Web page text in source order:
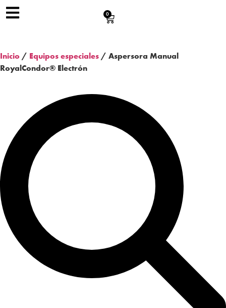
0
Inicio / Equipos especiales / Aspersora Manual
RoyalCondor® Electrón